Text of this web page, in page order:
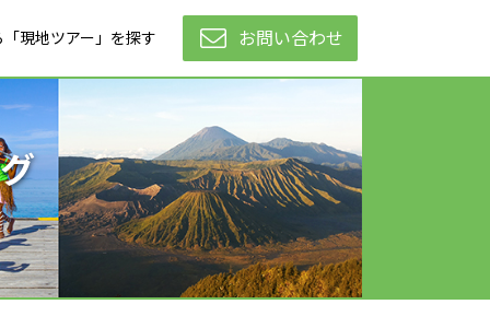
現地ツアー」を探す お問い合わせ